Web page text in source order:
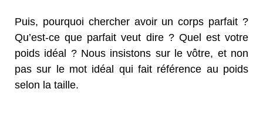
Puis, pourquoi chercher avoir un corps parfait ?
Qu’est-ce que parfait veut dire ? Quel est votre
poids idéal ? Nous insistons sur le vôtre, et non
pas sur le mot idéal qui fait référence au poids
selon la taille.